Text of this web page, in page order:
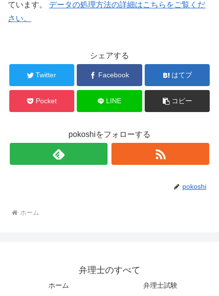
ています。 データの処理方法の詳細はこちらをご覧くだ
さい。
シェアする
Twitter Facebook はてブ
Pocket LINE コピー
pokoshiをフォローする
pokoshi
ホーム
弁理士のすべて
ホーム
弁理士試験